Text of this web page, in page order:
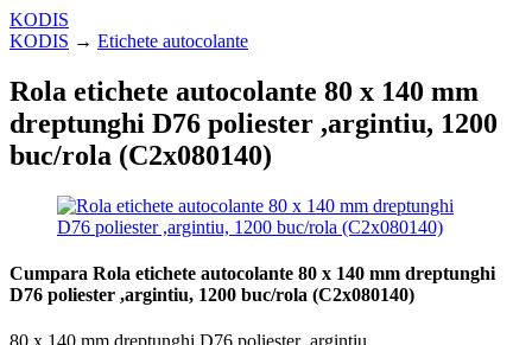
KODIS
KODIS → Etichete autocolante
Rola etichete autocolante 80 x 140 mm
dreptunghi D76 poliester ,argintiu, 1200
buc/rola (C2x080140)
Cumpara Rola etichete autocolante 80 x 140 mm dreptunghi
D76 poliester ,argintiu, 1200 buc/rola (C2x080140)